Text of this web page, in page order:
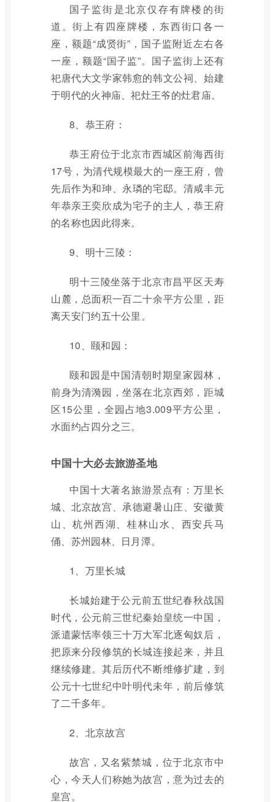
国子监街是北京仅存有牌楼的街
道。街上有四座牌楼，东西街口各一
座，额题“成贤街”，国子监附近左右各
一座，额题“国子监”。国子监街上还有
祀唐代大文学家韩愈的韩文公祠、始建
于明代的火神庙、祀灶王爷的灶君庙。
8、恭王府：
恭王府位于北京市西城区前海西街
17号，为清代规模最大的一座王府，曾
先后作为和珅、永璘的宅邸。清咸丰元
年恭亲王奕欣成为宅子的主人，恭王府
的名称也因此得来。
9、明十三陵：
明十三陵坐落于北京市昌平区天寿
山麓，总面积一百二十余平方公里，距
离天安门约五十公里。
10、颐和园：
颐和园是中国清朝时期皇家园林，
前身为清漪园，坐落在北京西郊，距城
区15公里，全园占地3.009平方公里，
水面约占四分之三。
中国十大必去旅游圣地
中国十大著名旅游景点有：万里长
城、北京故宫、承德避暑山庄、安徽黄
山、杭州西湖、桂林山水、西安兵马
俑、苏州园林、日月潭。
1、万里长城
长城始建于公元前五世纪春秋战国
时代，公元前三世纪秦始皇统一中国，
派遣蒙恬率领三十万大军北逐匈奴后，
把原来分段修筑的长城连接起来，并且
继续修建。其后历代不断维修扩建，到
公元十七世纪中叶明代未年，前后修筑
了二千多年。
2、北京故宫
故宫，又名紫禁城，位于北京市中
心，今天人们称她为故宫，意为过去的
皇宫。